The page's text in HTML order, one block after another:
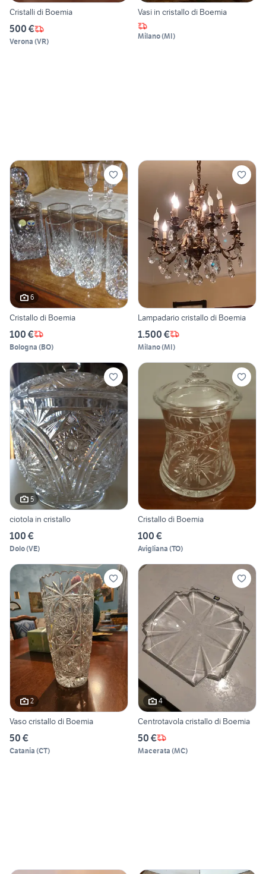
Cristalli di Boemia
500 €
Verona (VR)
Vasi in cristallo di Boemia
Milano(MI)
6
Cristallo di Boemia
100 €
Bologna (BO)
Lampadario cristallo di Boemia
1.500 €
Milano(MI)
5
ciotola in cristallo
100 €
Dolo(VE)
Cristallo di Boemia
100 €
Avigliana (TO)
2
Vaso cristallo di Boemia
50 €
Catania (CT)
4
Centrotavola cristallo di Boemia
50 €
Macerata (MC)